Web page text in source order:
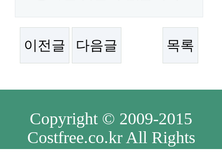
이전글 다음글 목록
Copyright © 2009-2015
Costfree.co.kr All Rights